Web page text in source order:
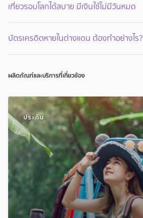
เที่ยวรอบโลกได้สบาย มีเงินใช้ไม่มีวันหมด
บัตรเครดิตหายในต่างแดน ต้องทำอย่างไร?
ผลิตภัณฑ์และบริการที่เกี่ยวข้อง
ประกัน